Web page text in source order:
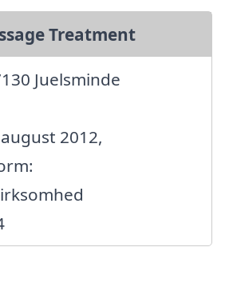
Treatment
Juelsminde
2012,